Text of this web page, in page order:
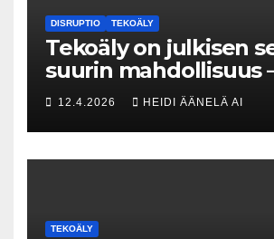
DISRUPTIO TEKOÄLY
Tekoäly on julkisen
suurin mahdollisuus
uhka, joka vaatii
tekoja
12.4.2026 HEIDI ÄÄNELÄ AI
TEKOÄLY